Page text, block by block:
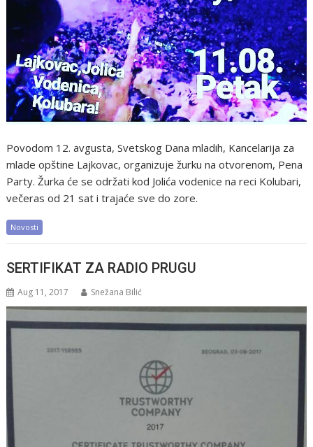
Povodom 12. avgusta, Svetskog Dana mladih, Kancelarija za
mlade opštine Lajkovac, organizuje žurku na otvorenom, Pena
Party. Žurka će se održati kod Jolića vodenice na reci Kolubari,
večeras od 21 sat i trajaće sve do zore.
Novosti
SERTIFIKAT ZA RADIO PRUGU
Aug 11, 2017 Snežana Bilić